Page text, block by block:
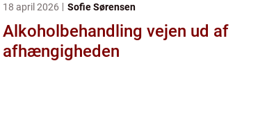
18 april 2026 Sofie Sørensen
Alkoholbehandling vejen ud af
afhængigheden